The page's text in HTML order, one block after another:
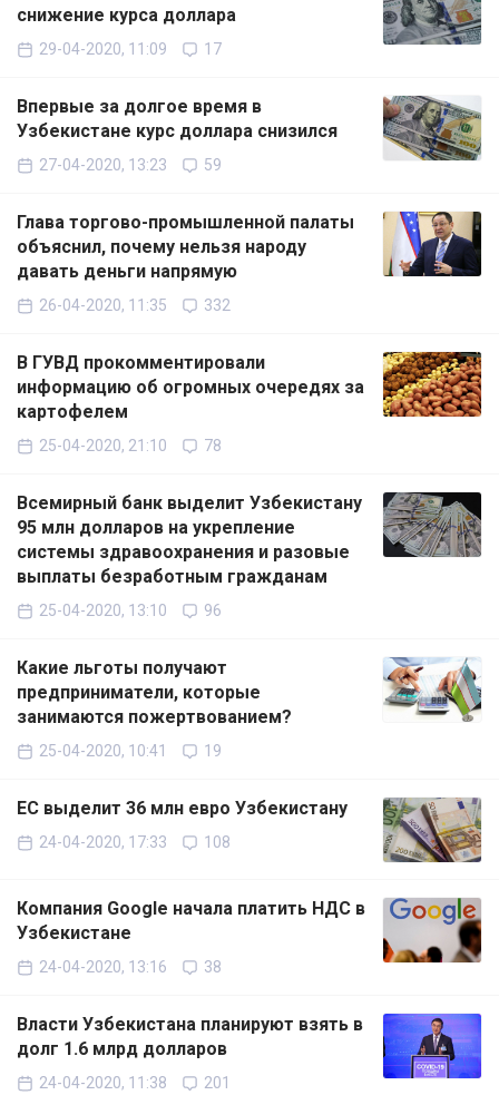
снижение курса доллара
29-04-2020, 11:09 17
Впервые за долгое время в
Узбекистане курс доллара снизился
27-04-2020, 13:23 59
Глава торгово-промышленной палаты
объяснил, почему нельзя народу
давать деньги напрямую
26-04-2020, 11:35 332
В ГУВД прокомментировали
информацию об огромных очередях за
картофелем
25-04-2020, 21:10 78
Всемирный банк выделит Узбекистану
95 млн долларов на укрепление
системы здравоохранения и разовые
выплаты безработным гражданам
25-04-2020, 13:10 96
Какие льготы получают
предприниматели, которые
занимаются пожертвованием?
25-04-2020, 10:41 19
ЕС выделит 36 млн евро Узбекистану
24-04-2020, 17:33 108
Компания Google начала платить НДС в
Узбекистане
24-04-2020, 13:16 38
Власти Узбекистана планируют взять в
долг 1.6 млрд долларов
24-04-2020, 11:38 201